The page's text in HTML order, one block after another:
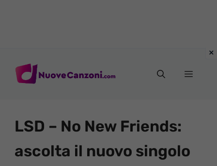
Menu
LSD – No New Friends:
ascolta il nuovo singolo